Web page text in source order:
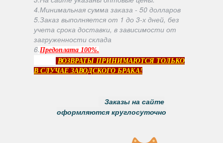
4.Минимальная сумма заказа - 50 долларов
5.Заказ выполняется от 1 до 3-х дней, без
учета срока доставки, в зависимости от
загруженности склада
6.Предоплата 100%.
ВОЗВРАТЫ ПРИНИМАЮТСЯ ТОЛЬКО
В СЛУЧАЕ ЗАВОДСКОГО БРАКА!
Заказы на сайте
оформляются круглосуточно